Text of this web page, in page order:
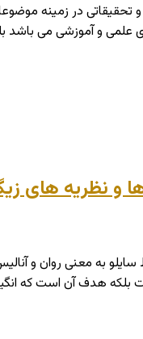
تحقیقاتی در زمینه
علمی و آموزشی می باشد
و نظریه های
به معنی روان و
هدف آن است که